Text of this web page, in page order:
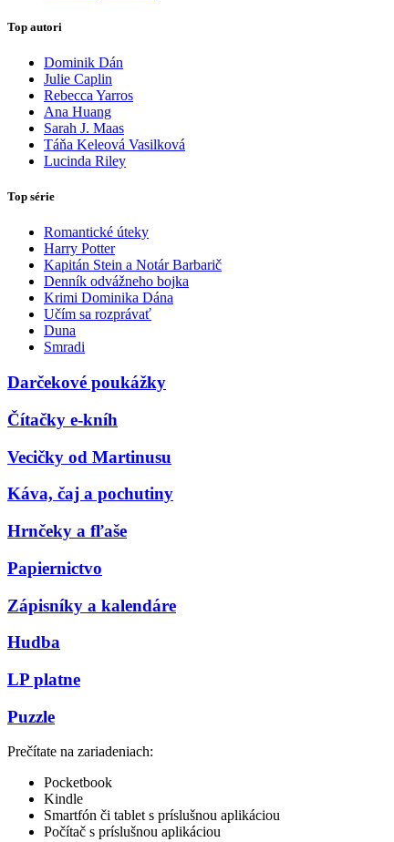
Top autori
Dominik Dán
Julie Caplin
Rebecca Yarros
Ana Huang
Sarah J. Maas
Táňa Keleová Vasilková
Lucinda Riley
Top série
Romantické úteky
Harry Potter
Kapitán Stein a Notár Barbarič
Denník odvážneho bojka
Krimi Dominika Dána
Učím sa rozprávať
Duna
Smradi
Darčekové poukážky
Čítačky e-kníh
Vecičky od Martinusu
Káva, čaj a pochutiny
Hrnčeky a fľaše
Papiernictvo
Zápisníky a kalendáre
Hudba
LP platne
Puzzle
Prečítate na zariadeniach:
Pocketbook
Kindle
Smartfón či tablet s príslušnou aplikáciou
Počítač s príslušnou aplikáciou